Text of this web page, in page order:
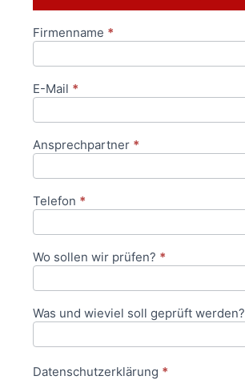
Anfrageformular
Firmenname *
E-Mail *
Ansprechpartner *
Telefon *
Wo sollen wir prüfen? *
Was und wieviel soll geprüft werden?
Datenschutzerklärung *